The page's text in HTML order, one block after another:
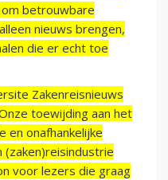
betrouwbare
nieuws brengen,
die er echt toe
Zakenreisnieuws
toewijding aan het
en onafhankelijke
voor lezers die graag